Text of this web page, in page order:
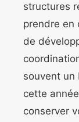
structures
prendre en
de
souvent un
cette
conserver